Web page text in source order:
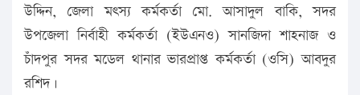
উদ্দিন, জেলা মৎস্য কর্মকর্তা মো. আসাদুল বাকি, সদর
উপজেলা নির্বাহী কর্মকর্তা (ইউএনও) সানজিদা শাহনাজ ও
চাঁদপুর সদর মডেল থানার ভারপ্রাপ্ত কর্মকর্তা (ওসি) আবদুর
রশিদ।